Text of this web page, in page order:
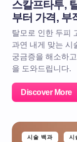
스칼프타투,
부터 가격, 부
탈모로 인한 두피
과연 내게 맞는 시
궁금증을 해소하
을 도와드립니다.
Discover More
시술 백과 시